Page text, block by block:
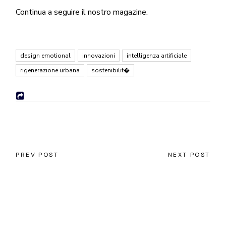
Continua a seguire il nostro magazine.
design emotional innovazioni
intelligenza artificiale
rigenerazione urbana
sostenibilit�
PREV POST NEXT POST